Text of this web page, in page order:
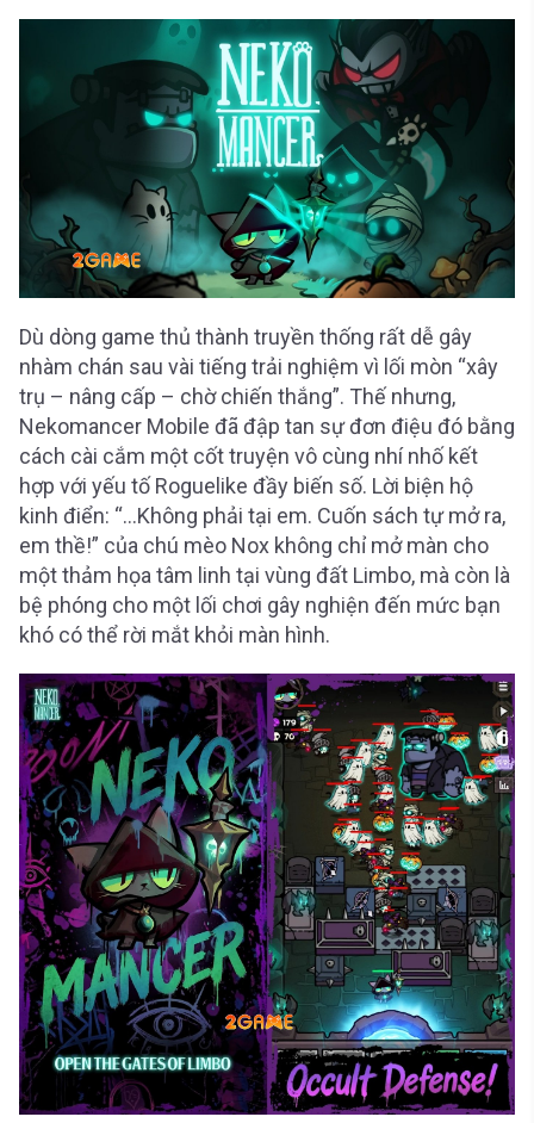
Dù dòng game thủ thành truyền thống rất dễ gây
nhàm chán sau vài tiếng trải nghiệm vì lối mòn “xây
trụ – nâng cấp – chờ chiến thắng”. Thế nhưng,
Nekomancer Mobile đã đập tan sự đơn điệu đó bằng
cách cài cắm một cốt truyện vô cùng nhí nhố kết
hợp với yếu tố Roguelike đầy biến số. Lời biện hộ
kinh điển: “…Không phải tại em. Cuốn sách tự mở ra,
em thề!” của chú mèo Nox không chỉ mở màn cho
một thảm họa tâm linh tại vùng đất Limbo, mà còn là
bệ phóng cho một lối chơi gây nghiện đến mức bạn
khó có thể rời mắt khỏi màn hình.